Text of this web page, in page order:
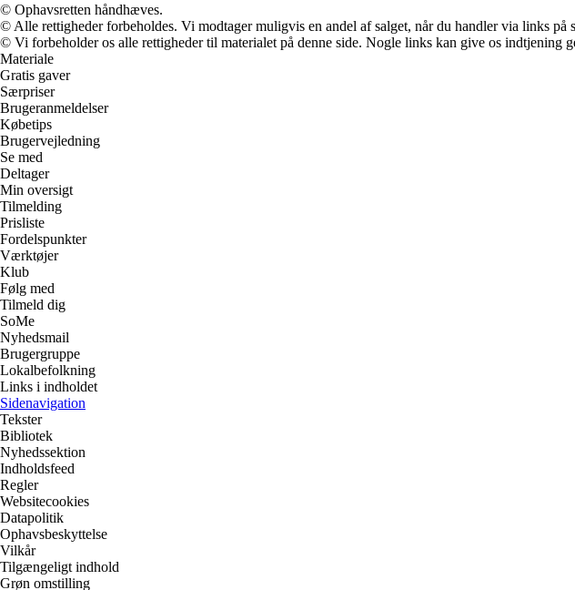
© Ophavsretten håndhæves.
© Alle rettigheder forbeholdes. Vi modtager muligvis en andel af salget, når du handler via links på
© Vi forbeholder os alle rettigheder til materialet på denne side. Nogle links kan give os
Materiale
Gratis gaver
Særpriser
Brugeranmeldelser
Købetips
Brugervejledning
Se med
Deltager
Min oversigt
Tilmelding
Prisliste
Fordelspunkter
Værktøjer
Klub
Følg med
Tilmeld dig
SoMe
Nyhedsmail
Brugergruppe
Lokalbefolkning
Links i indholdet
Sidenavigation
Tekster
Bibliotek
Nyhedssektion
Indholdsfeed
Regler
Websitecookies
Datapolitik
Ophavsbeskyttelse
Vilkår
Tilgængeligt indhold
Grøn omstilling